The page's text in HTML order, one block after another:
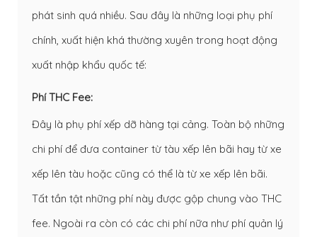
phát sinh quá nhiều. Sau đây là những loại phụ phí
chính, xuất hiện khá thường xuyên trong hoạt động
xuất nhập khẩu quốc tế:
Phí THC Fee:
Đây là phụ phí xếp dỡ hàng tại cảng. Toàn bộ những
chi phí để đưa container từ tàu xếp lên bãi hay từ xe
xếp lên tàu hoặc cũng có thể là từ xe xếp lên bãi.
Tất tần tật những phí này được gộp chung vào THC
fee. Ngoài ra còn có các chi phí nữa như phí quản lý